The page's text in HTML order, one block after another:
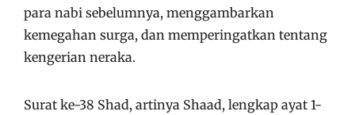
para nabi sebelumnya, menggambarkan
kemegahan surga, dan memperingatkan tentang
kengerian neraka.
Surat ke-38 Shad, artinya Shaad, lengkap ayat 1-